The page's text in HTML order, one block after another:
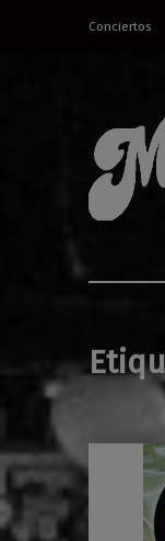
Conciertos